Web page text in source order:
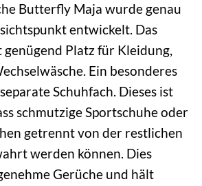
Butterfly Maja wurde genau
entwickelt. Das
Platz für Kleidung,
Ein besonderes
Schuhfach. Dieses ist
schmutzige Sportschuhe oder
getrennt von der restlichen
werden können. Dies
Gerüche und hält